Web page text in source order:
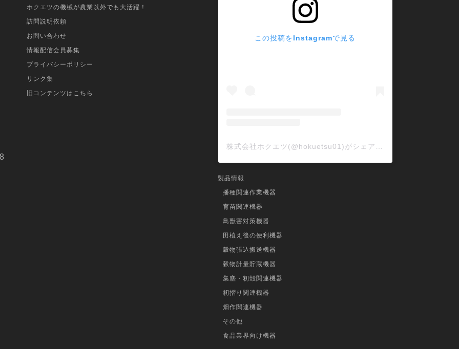
年3月に「さらっと SD-12BRC」を購入された 「愛知県津島市 滝川様」より
もさらさらに仕上がる
では、むしろで干していたが、手間がかかっていたので、脱水機が
になった。
タのセールスに勧められたことと、他社メーカーも参考にしたが、２００Vで大型のタイプを
ていたところ、ちょうどさらっとプロが新発売したとのことで、購入になった。
が１６ｋｇ入るので、非常に助かる。問題無く使えており、とてもさらさらに仕上がるので
年3月に「さらっとプロ SDP-16」を購入された 「三重県伊賀市 藤森様」より
ホクエツの機械が農業以外でも大活躍！
訪問説明依頼
お問い合わせ
情報配信会員募集
プライバシーポリシー
リンク集
旧コンテンツはこちら
この投稿をInstagramで見る
製品情報
播種関連作業機器
育苗関連機器
鳥獣害対策機器
田植え後の便利機器
穀物張込搬送機器
穀物計量貯蔵機器
集塵・籾殻関連機器
籾摺り関連機器
畑作関連機器
その他
食品業界向け機器